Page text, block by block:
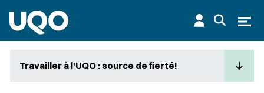
Travailler à l'UQO : source de fierté!